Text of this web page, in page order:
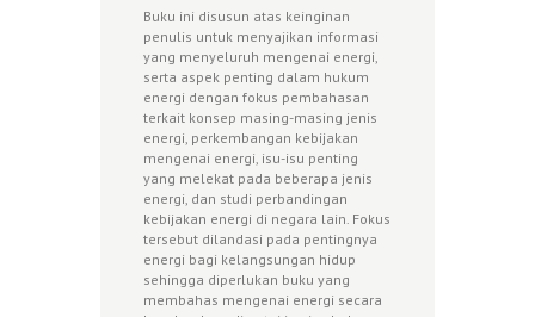
Buku ini disusun atas keinginan
penulis untuk menyajikan informasi
yang menyeluruh mengenai energi,
serta aspek penting dalam hukum
energi dengan fokus pembahasan
terkait konsep masing-masing jenis
energi, perkembangan kebijakan
mengenai energi, isu-isu penting
yang melekat pada beberapa jenis
energi, dan studi perbandingan
kebijakan energi di negara lain. Fokus
tersebut dilandasi pada pentingnya
energi bagi kelangsungan hidup
sehingga diperlukan buku yang
membahas mengenai energi secara